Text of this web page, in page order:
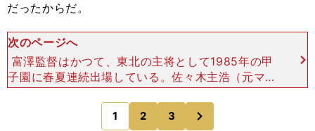
だったからだ。
次のページへ
富澤監督はかつて、東北の主将として1985年の甲
子園に春夏連続出場している。佐々木主浩（元マリ
ナーズほか）とバッテリーを組む捕手で、チームメ
イトには他にも内野手兼控え投手に葛西稔（元阪
神）もいる強力チ
1 2 3